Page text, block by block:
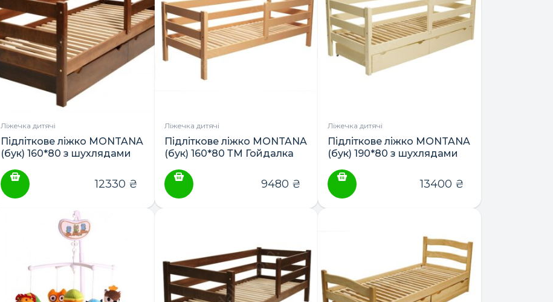
Ліжечка дитячі
Підліткове ліжко MONTANA
(бук) 160*80 з шухлядами
12330 ₴
Ліжечка дитячі
Підліткове ліжко MONTANA
(бук) 160*80 ТМ Гойдалка
9480 ₴
Ліжечка дитячі
Підліткове ліжко MONTANA
(бук) 190*80 з шухлядами
13400 ₴